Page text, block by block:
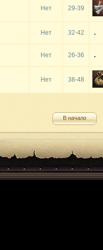
Нет 29-39
Нет 32-42
Нет 26-36
Нет 38-48
В начало